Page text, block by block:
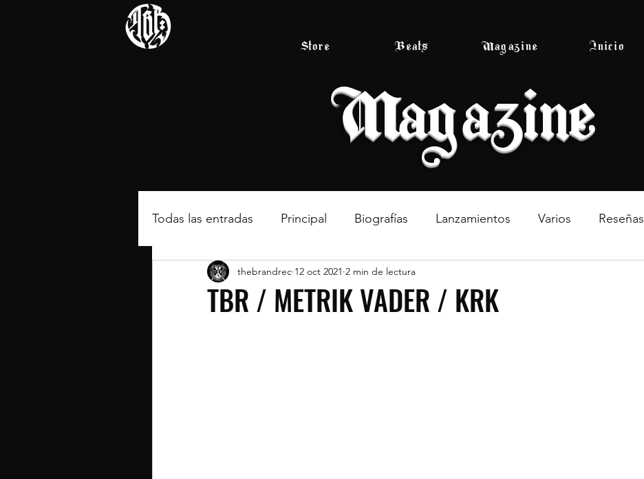
Store Beats Magazine Inicio
Magazine
Todas las entradas Principal Biografías Lanzamientos Varios Reseñas
TBR / METRIK VADER / KRK
thebrandrec 12 oct 2021 2 min de lectura